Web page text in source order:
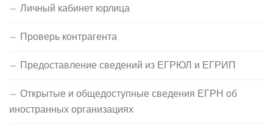
Личный кабинет юрлица
Проверь контрагента
Предоставление сведений из ЕГРЮЛ и ЕГРИП
Открытые и общедоступные сведения ЕГРН об
иностранных организациях